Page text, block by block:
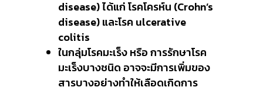
disease) ได้แก่ โรคโครห์น (Crohn’s
disease) และโรค ulcerative
colitis
ในกลุ่มโรคมะเร็ง หรือ การรักษาโรค
มะเร็งบางชนิด อาจจะมีการเพิ่มของ
สารบางอย่างทำให้เลือดเกิดการ